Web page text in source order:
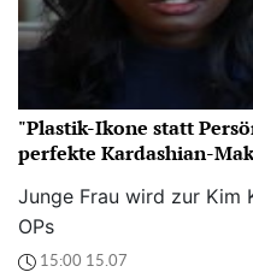
"Plastik-Ikone statt
perfekte Kardashian-
Junge Frau wird zur Kim
OPs
15:00 15.07